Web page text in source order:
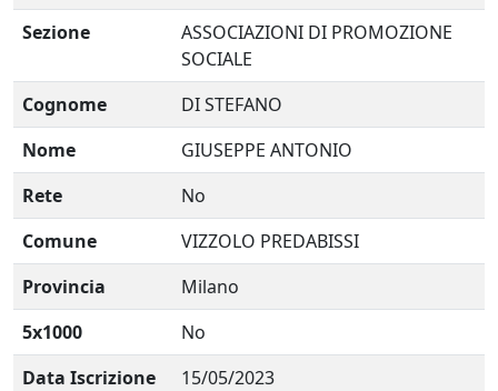
Sezione
ASSOCIAZIONI DI PROMOZIONE
SOCIALE
Cognome
DI STEFANO
Nome
GIUSEPPE ANTONIO
Rete
No
Comune
VIZZOLO PREDABISSI
Provincia
Milano
5x1000
No
Data Iscrizione
15/05/2023